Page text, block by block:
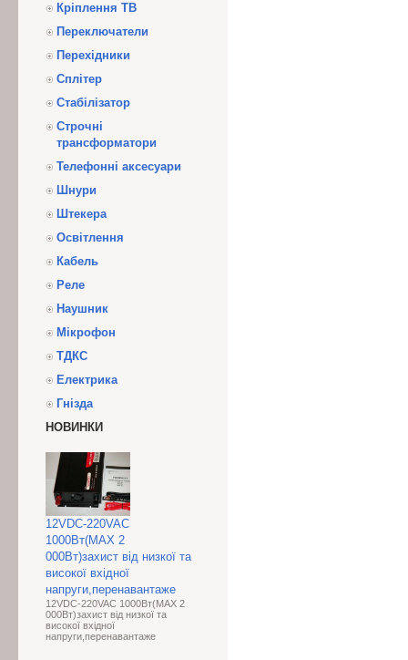
Кріплення ТВ
Переключатели
Перехідники
Сплітер
Стабілізатор
Строчні
трансформатори
Телефонні аксесуари
Шнури
Штекера
Освітлення
Кабель
Реле
Наушник
Мікрофон
ТДКС
Електрика
Гнізда
НОВИНКИ
12VDC-220VAC
1000Вт(МАХ 2
000Вт)захист від низкої та
високої вхідної
напруги,перенавантаже
12VDC-220VAC 1000Вт(МАХ 2
000Вт)захист від низкої та
високої вхідної
напруги,перенавантаже